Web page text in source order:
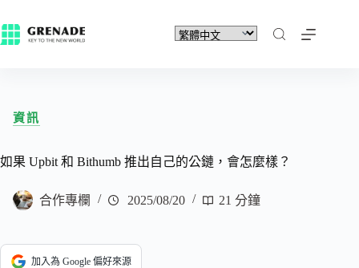
資訊
如果 Upbit 和 Bithumb 推出自己的公鏈，會怎麼樣？
合作專欄 2025/08/20 21 分鐘
加入為 Google 偏好來源